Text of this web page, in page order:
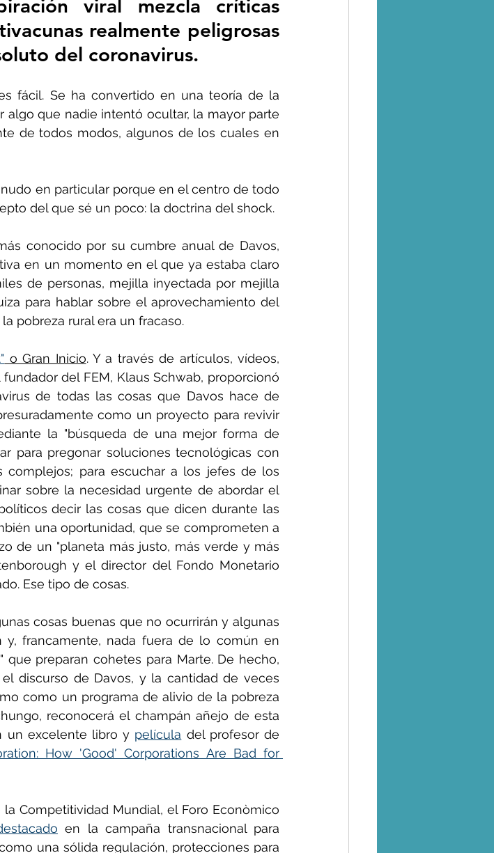
viral mezcla críticas
realmente peligrosas
del coronavirus.
es fácil. Se ha convertido en una teoría de la
que nadie intentó ocultar, la mayor parte
de todos modos, algunos de los cuales en
en particular porque en el centro de todo
del que sé un poco: la doctrina del shock.
conocido por su cumbre anual de Davos,
en un momento en el que ya estaba claro
de personas, mejilla inyectada por mejilla
para hablar sobre el aprovechamiento del
pobreza rural era un fracaso.
o Gran Inicio. Y a través de artículos, vídeos,
del FEM, Klaus Schwab, proporcionó
de todas las cosas que Davos hace de
como un proyecto para revivir
la "búsqueda de una mejor forma de
para pregonar soluciones tecnológicas con
complejos; para escuchar a los jefes de los
sobre la necesidad urgente de abordar el
decir las cosas que dicen durante las
una oportunidad, que se comprometen a
de un "planeta más justo, más verde y más
y el director del Fondo Monetario
Ese tipo de cosas.
cosas buenas que no ocurrirán y algunas
francamente, nada fuera de lo común en
preparan cohetes para Marte. De hecho,
discurso de Davos, y la cantidad de veces
como un programa de alivio de la pobreza
reconocerá el champán añejo de esta
un excelente libro y película del profesor de
How 'Good' Corporations Are Bad for
Competitividad Mundial, el Foro Econòmico
en la campaña transnacional para
una sólida regulación, protecciones para